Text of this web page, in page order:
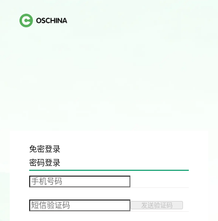
免密登录
密码登录
发送验证码